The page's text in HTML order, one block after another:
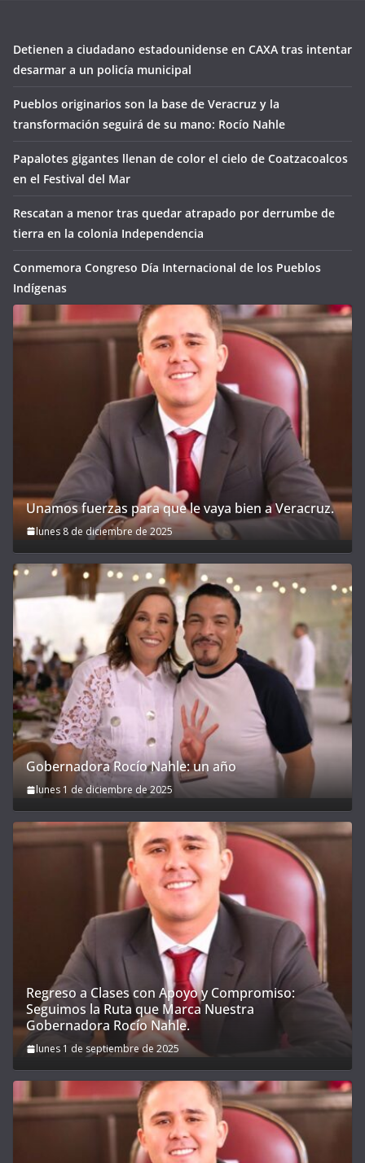
Detienen a ciudadano estadounidense en CAXA tras intentar
desarmar a un policía municipal
Pueblos originarios son la base de Veracruz y la
transformación seguirá de su mano: Rocío Nahle
Papalotes gigantes llenan de color el cielo de Coatzacoalcos
en el Festival del Mar
Rescatan a menor tras quedar atrapado por derrumbe de
tierra en la colonia Independencia
Conmemora Congreso Día Internacional de los Pueblos
Indígenas
Unamos fuerzas para que le vaya bien a Veracruz.
lunes 8 de diciembre de 2025
Gobernadora Rocío Nahle: un año
lunes 1 de diciembre de 2025
Regreso a Clases con Apoyo y Compromiso:
Seguimos la Ruta que Marca Nuestra
Gobernadora Rocío Nahle.
lunes 1 de septiembre de 2025